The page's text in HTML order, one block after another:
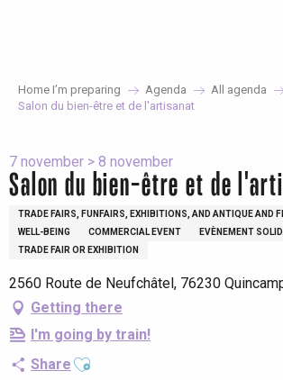
Home I’m preparing Agenda All agenda
Salon du bien-être et de l'artisanat
7 november > 8 november
Salon du bien-être et de
TRADE FAIRS, FUNFAIRS, EXHIBITIONS, AND ANTIQUE AND
WELL-BEING
COMMERCIAL EVENT
EVÈNEMENT
TRADE FAIR OR EXHIBITION
2560 Route de Neufchâtel, 76230
Getting there
I'm going by train!
Share Ajouter aux favoris